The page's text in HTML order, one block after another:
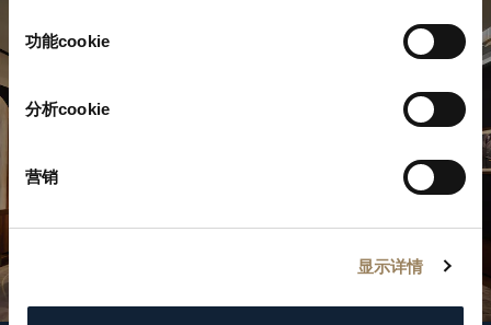
功能cookie
分析cookie
营销
显示详情